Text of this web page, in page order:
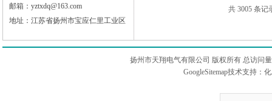
邮箱：yztxdq@163.com
地址：江苏省扬州市宝应仁里工业区
共 3005 条记
扬州市天翔电气有限公司 版权所有 总访问
GoogleSitemap技术支持：